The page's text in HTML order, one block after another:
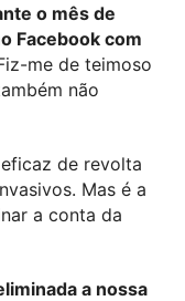
o mês de
Facebook com
me de teimoso
não
de revolta
Mas é a
a conta da
a nossa